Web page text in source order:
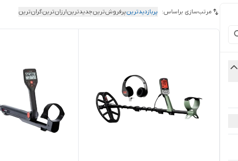
مرتب‌سازی براساس: پربازدیدترینپرفروش‌ترینجدیدترینارزان‌ترینگران‌ترین